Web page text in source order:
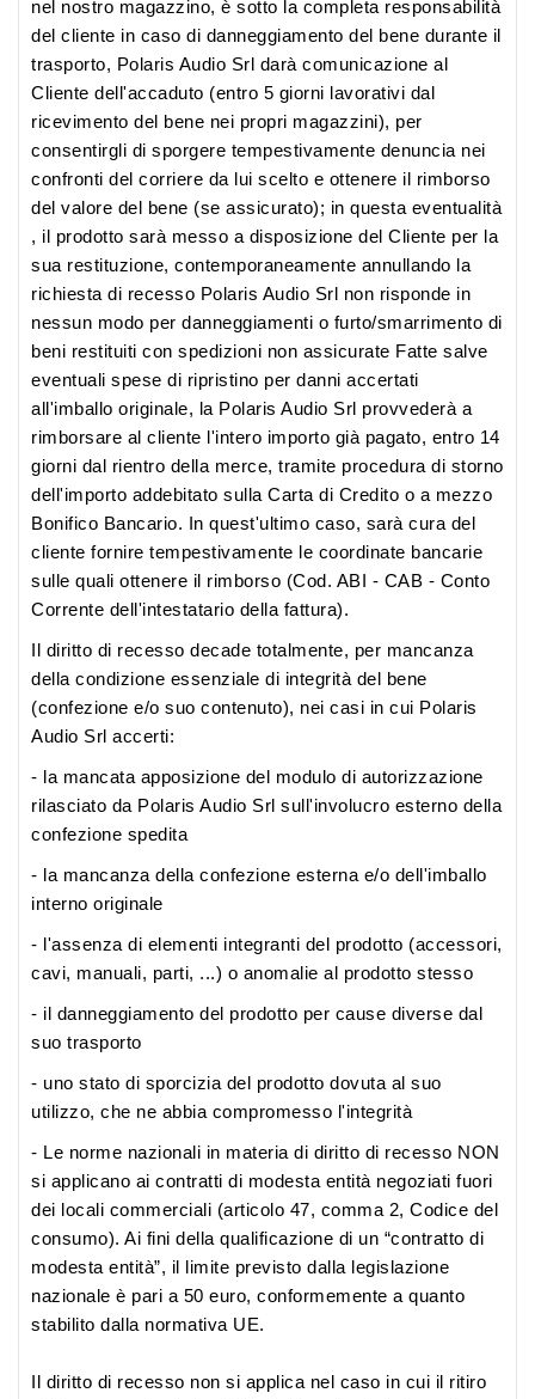
nel nostro magazzino, è sotto la completa responsabilità
del cliente in caso di danneggiamento del bene durante il
trasporto, Polaris Audio Srl darà comunicazione al
Cliente dell'accaduto (entro 5 giorni lavorativi dal
ricevimento del bene nei propri magazzini), per
consentirgli di sporgere tempestivamente denuncia nei
confronti del corriere da lui scelto e ottenere il rimborso
del valore del bene (se assicurato); in questa eventualità
, il prodotto sarà messo a disposizione del Cliente per la
sua restituzione, contemporaneamente annullando la
richiesta di recesso Polaris Audio Srl non risponde in
nessun modo per danneggiamenti o furto/smarrimento di
beni restituiti con spedizioni non assicurate Fatte salve
eventuali spese di ripristino per danni accertati
all'imballo originale, la Polaris Audio Srl provvederà a
rimborsare al cliente l'intero importo già pagato, entro 14
giorni dal rientro della merce, tramite procedura di storno
dell'importo addebitato sulla Carta di Credito o a mezzo
Bonifico Bancario. In quest'ultimo caso, sarà cura del
cliente fornire tempestivamente le coordinate bancarie
sulle quali ottenere il rimborso (Cod. ABI - CAB - Conto
Corrente dell'intestatario della fattura).
Il diritto di recesso decade totalmente, per mancanza
della condizione essenziale di integrità del bene
(confezione e/o suo contenuto), nei casi in cui Polaris
Audio Srl accerti:
- la mancata apposizione del modulo di autorizzazione
rilasciato da Polaris Audio Srl sull'involucro esterno della
confezione spedita
- la mancanza della confezione esterna e/o dell'imballo
interno originale
- l'assenza di elementi integranti del prodotto (accessori,
cavi, manuali, parti, ...) o anomalie al prodotto stesso
- il danneggiamento del prodotto per cause diverse dal
suo trasporto
- uno stato di sporcizia del prodotto dovuta al suo
utilizzo, che ne abbia compromesso l'integrità
- Le norme nazionali in materia di diritto di recesso NON
si applicano ai contratti di modesta entità negoziati fuori
dei locali commerciali (articolo 47, comma 2, Codice del
consumo). Ai fini della qualificazione di un “contratto di
modesta entità”, il limite previsto dalla legislazione
nazionale è pari a 50 euro, conformemente a quanto
stabilito dalla normativa UE.
Il diritto di recesso non si applica nel caso in cui il ritiro